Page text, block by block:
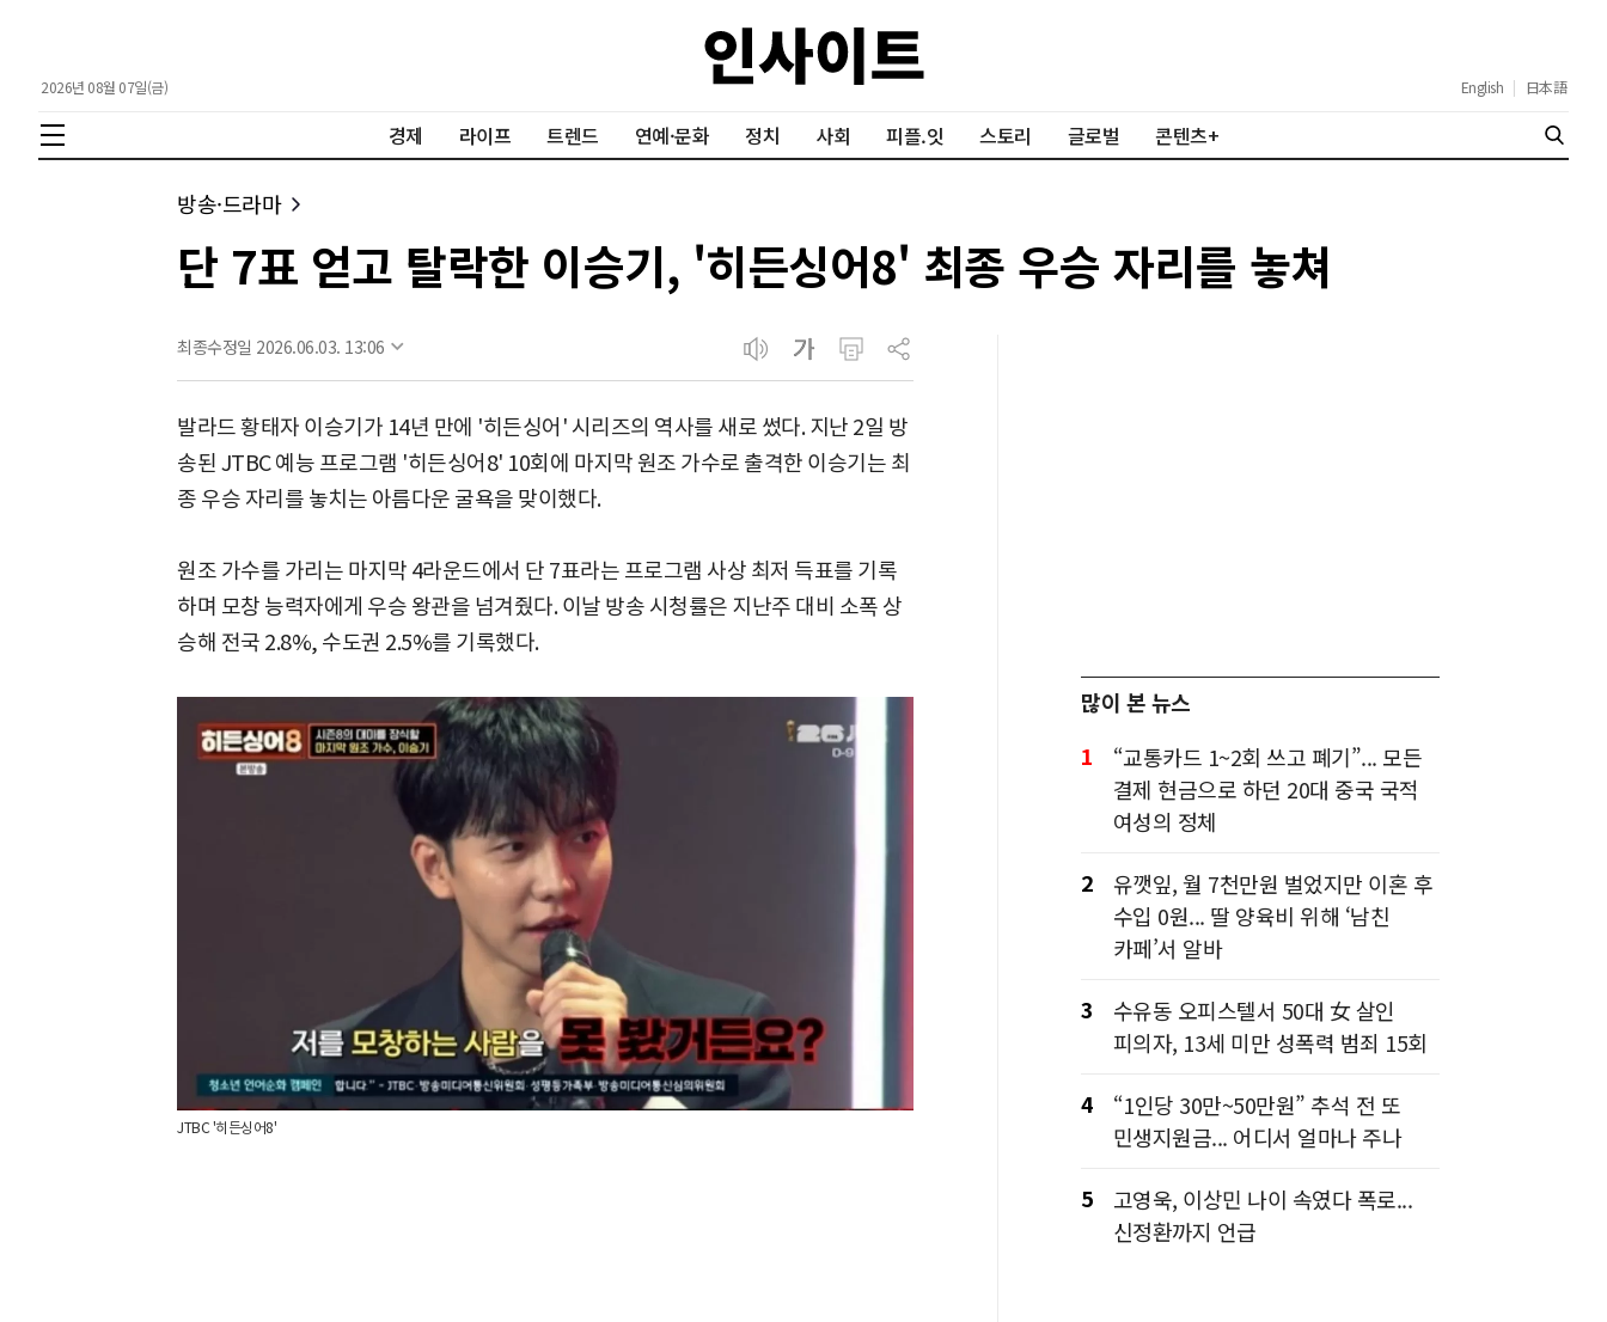
2026년 08월 07일(금) English | 日本語
경제 라이프 트렌드 연예·문화 정치 사회 피플.잇 스토리 글로벌 콘텐츠+
방송·드라마
단 7표 얻고 탈락한 이승기, '히든싱어8' 최종 우승 자리를 놓쳐
최종수정일 2026.06.03. 13:06
발라드 황태자 이승기가 14년 만에 '히든싱어' 시리즈의 역사를 새로 썼다. 지난 2일 방
송된 JTBC 예능 프로그램 '히든싱어8' 10회에 마지막 원조 가수로 출격한 이승기는 최
종 우승 자리를 놓치는 아름다운 굴욕을 맞이했다.
원조 가수를 가리는 마지막 4라운드에서 단 7표라는 프로그램 사상 최저 득표를 기록
하며 모창 능력자에게 우승 왕관을 넘겨줬다. 이날 방송 시청률은 지난주 대비 소폭 상
승해 전국 2.8%, 수도권 2.5%를 기록했다.
JTBC '히든싱어8'
많이 본 뉴스
1
“교통카드 1~2회 쓰고 폐기”... 모든
결제 현금으로 하던 20대 중국 국적
여성의 정체
2
유깻잎, 월 7천만원 벌었지만 이혼 후
수입 0원... 딸 양육비 위해 ‘남친
카페’서 알바
3
수유동 오피스텔서 50대 女 살인
피의자, 13세 미만 성폭력 범죄 15회
4
“1인당 30만~50만원” 추석 전 또
민생지원금... 어디서 얼마나 주나
5
고영욱, 이상민 나이 속였다 폭로...
신정환까지 언급